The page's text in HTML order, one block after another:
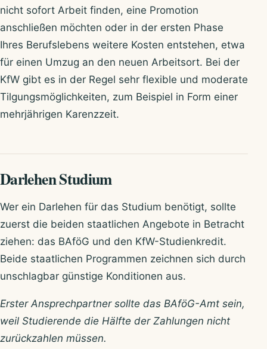
nicht sofort Arbeit finden, eine Promotion
anschließen möchten oder in der ersten Phase
Ihres Berufslebens weitere Kosten entstehen, etwa
für einen Umzug an den neuen Arbeitsort. Bei der
KfW gibt es in der Regel sehr flexible und moderate
Tilgungsmöglichkeiten, zum Beispiel in Form einer
mehrjährigen Karenzzeit.
Darlehen Studium
Wer ein Darlehen für das Studium benötigt, sollte
zuerst die beiden staatlichen Angebote in Betracht
ziehen: das BAföG und den KfW-Studienkredit.
Beide staatlichen Programmen zeichnen sich durch
unschlagbar günstige Konditionen aus.
Erster Ansprechpartner sollte das BAföG-Amt sein,
weil Studierende die Hälfte der Zahlungen nicht
zurückzahlen müssen.